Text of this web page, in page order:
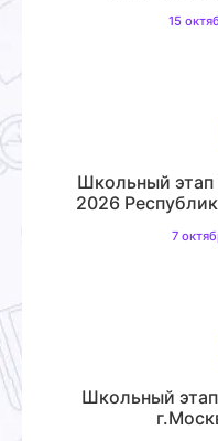
15
Школьный
2026
7
Школьный